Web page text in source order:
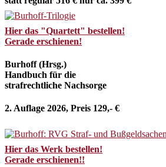
Hier das "Quartett" bestellen!
Gerade erschienen!
Burhoff (Hrsg.)
Handbuch für die
strafrechtliche Nachsorge
2. Auflage 2026, Preis 129,- €
Hier das Werk bestellen!
Gerade erschienen!!